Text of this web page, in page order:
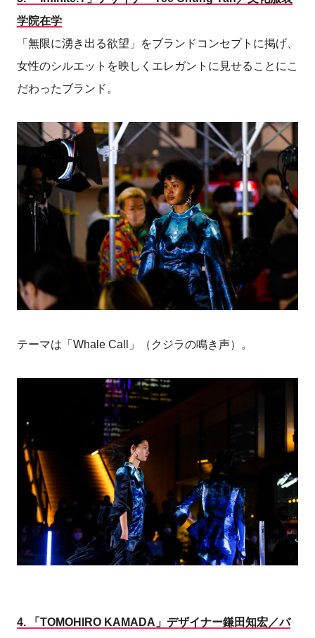
学院在学
「無限に湧き出る欲望」をブランドコンセプトに掲げ、
女性のシルエットを映しくエレガントに見せることにこ
だわったブランド。
テーマは「Whale Call」（クジラの鳴き声）。
4.
「TOMOHIRO KAMADA」デザイナー鎌田知宏／バ